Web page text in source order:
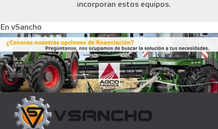
incorporan estos equipos.
En vSancho